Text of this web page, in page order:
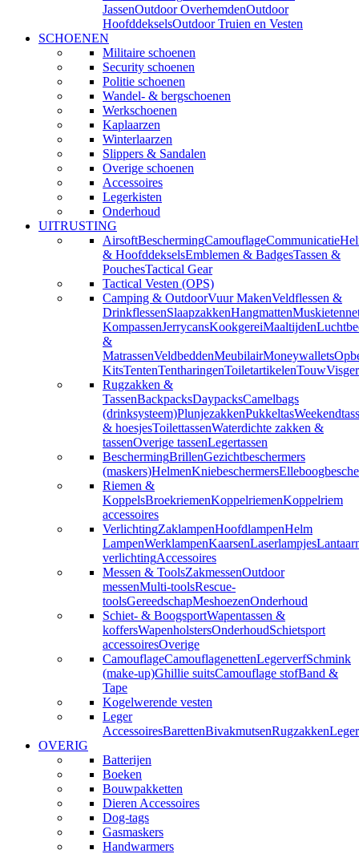
JassenOutdoor OverhemdenOutdoor
HoofddekselsOutdoor Truien en Vesten
SCHOENEN
Militaire schoenen
Security schoenen
Politie schoenen
Wandel- & bergschoenen
Werkschoenen
Kaplaarzen
Winterlaarzen
Slippers & Sandalen
Overige schoenen
Accessoires
Legerkisten
Onderhoud
UITRUSTING
AirsoftBeschermingCamouflageCommunicatie
& HoofddekselsEmblemen & BadgesTassen &
PouchesTactical Gear
Tactical Vesten (OPS)
Camping & OutdoorVuur MakenVeldflessen &
DrinkflessenSlaapzakkenHangmatten
KompassenJerrycansKookgereiMaaltijden
&
MatrassenVeldbeddenMeubilairMoneywallets
KitsTentenTentharingenToiletartikelenTouw
Rugzakken &
TassenBackpacksDaypacksCamelbags
(drinksysteem)PlunjezakkenPukkeltas
& hoesjesToilettassenWaterdichte zakken &
tassenOverige tassenLegertassen
BeschermingBrillenGezichtbeschermers
(maskers)HelmenKniebeschermers
Riemen &
KoppelsBroekriemenKoppelriemenKoppelriem
accessoires
VerlichtingZaklampenHoofdlampenHelm
LampenWerklampenKaarsenLaserlampjes
verlichtingAccessoires
Messen & ToolsZakmessenOutdoor
messenMulti-toolsRescue-
toolsGereedschapMeshoezenOnderhoud
Schiet- & BoogsportWapentassen &
koffersWapenholstersOnderhoudSchietsport
accessoiresOverige
CamouflageCamouflagenettenLegerverfSchmink
(make-up)Ghillie suitsCamouflage stofBand &
Tape
Kogelwerende vesten
Leger
AccessoiresBarettenBivakmutsenRugzakken
OVERIG
Batterijen
Boeken
Bouwpakketten
Dieren Accessoires
Dog-tags
Gasmaskers
Handwarmers